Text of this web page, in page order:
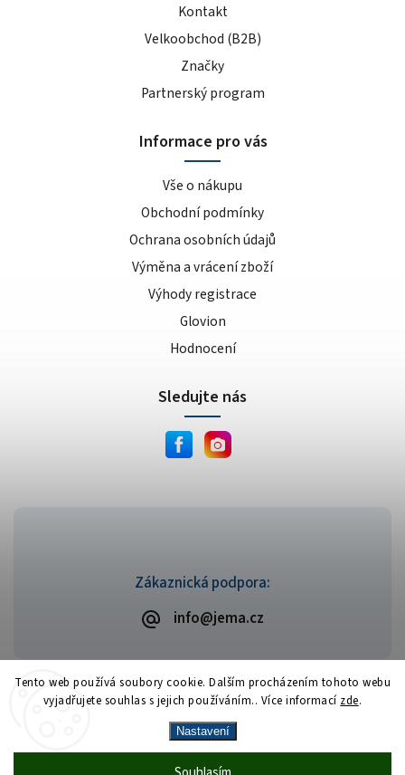
Tento web používá soubory cookie. Dalším procházením tohoto webu
vyjadřujete souhlas s jejich používáním.. Více informací zde.
Nastavení
Vrácení zboží zdarma— celý srpen bez
Zákaznická podpora:
info@jema.cz
Kontakt
Velkoobchod (B2B)
Značky
Partnerský program
Informace pro vás
Vše o nákupu
Obchodní podmínky
Ochrana osobních údajů
Výměna a vrácení zboží
Výhody registrace
Glovion
Hodnocení
Sledujte nás
Copyright 2026JEMA.cz. Všechna práva vyhrazena.
VytvořilShoptet| Design